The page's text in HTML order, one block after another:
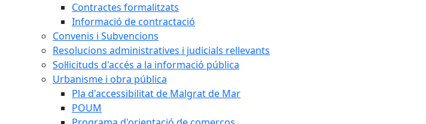
Contractes formalitzats
Informació de contractació
Convenis i Subvencions
Resolucions administratives i judicials rellevants
Sol·licituds d'accés a la informació pública
Urbanisme i obra pública
Pla d'accessibilitat de Malgrat de Mar
POUM